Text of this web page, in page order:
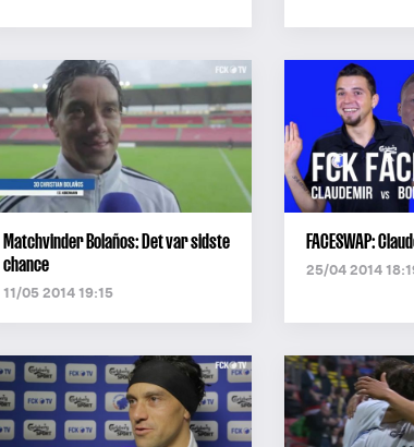
Matchvinder Bolaños: Det var sidste
chance
11/05 2014 19:15
FACESWAP:
25/04 2014